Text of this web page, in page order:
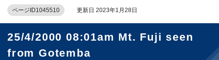
ページID1045510 更新日 2023年1月28日
25/4/2000 08:01am Mt. Fuji seen
from Gotemba